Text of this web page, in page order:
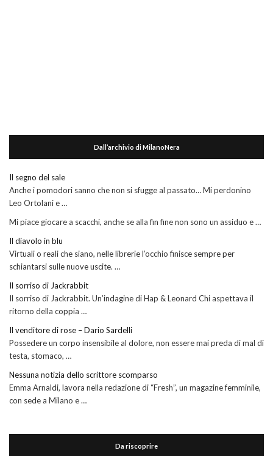
Dall’archivio di MilanoNera
Il segno del sale
Anche i pomodori sanno che non si sfugge al passato… Mi perdonino
Leo Ortolani e …
Mi piace giocare a scacchi, anche se alla fin fine non sono un assiduo e …
Il diavolo in blu
Virtuali o reali che siano, nelle librerie l’occhio finisce sempre per
schiantarsi sulle nuove uscite. …
Il sorriso di Jackrabbit
Il sorriso di Jackrabbit. Un’indagine di Hap & Leonard Chi aspettava il
ritorno della coppia …
Il venditore di rose – Dario Sardelli
Possedere un corpo insensibile al dolore, non essere mai preda di mal di
testa, stomaco, …
Nessuna notizia dello scrittore scomparso
Emma Arnaldi, lavora nella redazione di “Fresh”, un magazine femminile,
con sede a Milano e …
Da riscoprire